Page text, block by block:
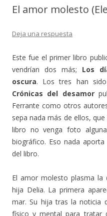
El amor molesto
Deja una respuesta
Este fue el primer libro
vendrían dos más; Los
oscura. Los tres han
Crónicas del desamor
Ferrante como otros
sepa nada más de ellos,
libro no venga foto
biográfico. Eso nada
del libro.
El amor molesto plasma la
hija Delia. La primera
mar. Su hija tras la noticia
físico y mental para tratar